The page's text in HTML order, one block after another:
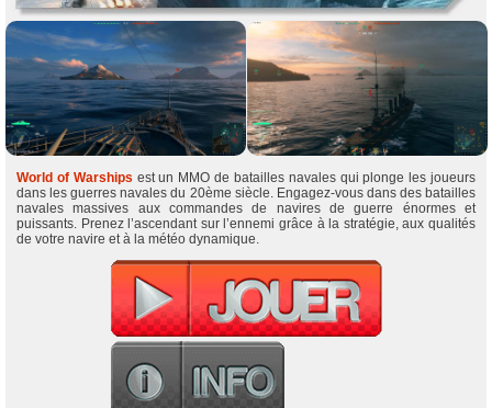
World of Warships est un MMO de batailles navales qui plonge les joueurs
dans les guerres navales du 20ème siècle. Engagez-vous dans des batailles
navales massives aux commandes de navires de guerre énormes et
puissants. Prenez l’ascendant sur l’ennemi grâce à la stratégie, aux qualités
de votre navire et à la météo dynamique.